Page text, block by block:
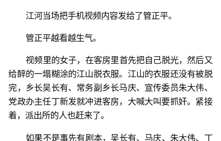
江河当场把手机视频内容发给了管正平。
管正平越看越生气。
视频里的女子，在客房里首先把自己脱光，然后又
给醉的一塌糊涂的江山脱衣服。江山的衣服还没有被脱
完，乡长吴长有、常务副乡长马庆、宣传委员朱大伟、
党政办主任丁新发就冲进客房，大喊大叫要抓奸。紧接
着，派出所的人也赶来了。
如果不是事先有剧本，吴长有、马庆、朱大伟、丁